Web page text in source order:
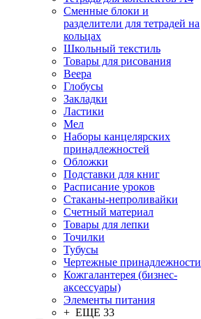
Сменные блоки и
разделители для тетрадей на
кольцах
Школьный текстиль
Товары для рисования
Веера
Глобусы
Закладки
Ластики
Мел
Наборы канцелярских
принадлежностей
Обложки
Подставки для книг
Расписание уроков
Стаканы-непроливайки
Счетный материал
Товары для лепки
Точилки
Тубусы
Чертежные принадлежности
Кожгалантерея (бизнес-
аксессуары)
Элементы питания
+ ЕЩЕ 33